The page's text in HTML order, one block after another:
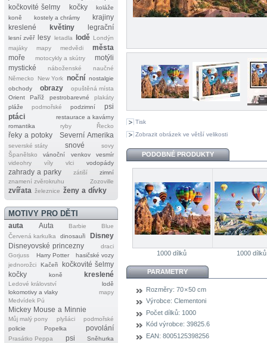
kočkovité šelmy
kočky
koláže
koně
kostely a chrámy
krajiny
kreslené
květiny legrační
lesní zvěř lesy letadla lodě Londýn
majáky
mapy medvědi
města
moře
motocykly a skútry
motýli
mystické
náboženské
naučné
Německo
New York noční nostalgie
obchody
obrazy
opuštěná místa
Orient
Paříž pestrobarevné
plakáty
pláže
podmořské podzimní
psi
ptáci
restaurace a kavárny
romantika
ryby Řecko
řeky a potoky Severní Amerika
severské státy snové
sovy
Španělsko
vánoční venkov
vesmír
videohry
víly vlci vodopády
zahrady a parky zátiší
zimní
znamení zvěrokruhu
Zozoville
zvířata železnice ženy a dívky
MOTIVY PRO DĚTI
auta Auta Barbie
Blue
Červená karkulka
dinosauři
Disney
Disneyovské princezny
draci
Gorjuss
Harry Potter
hasičské vozy
jednorožci
Kačeři
kočkovité šelmy
kočky
koně kreslené
Ledové království
lodě
lokomotivy a vlaky
mapy
Medvídek Pú
Mickey Mouse a Minnie
Můj malý pony plyšáci
podmořské
policie
Popelka povolání
Prasátko Peppa psi
Sněhurka
Tisk
Zobrazit obrázek ve větší velikosti
PODOBNÉ PRODUKTY
1000 dílků 1000 dílků
PARAMETRY
Rozměry: 70 × 50 cm
Výrobce: Clementoni
Počet dílků: 1000
Kód výrobce: 39825.6
EAN: 8005125398256